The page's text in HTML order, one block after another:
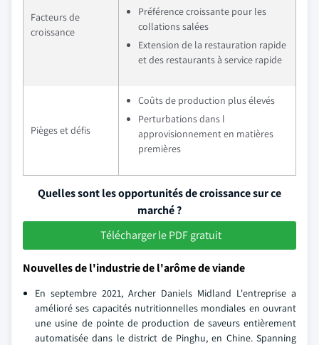
Facteurs de
croissance
Préférence croissante pour les
collations salées
Extension de la restauration rapide
et des restaurants à service rapide
Pièges et défis
Coûts de production plus élevés
Perturbations dans l
approvisionnement en matières
premières
Quelles sont les opportunités de croissance sur ce
marché ?
Télécharger le PDF gratuit
Nouvelles de l'industrie de l'arôme de viande
En septembre 2021, Archer Daniels Midland L'entreprise a
amélioré ses capacités nutritionnelles mondiales en ouvrant
une usine de pointe de production de saveurs entièrement
automatisée dans le district de Pinghu, en Chine. Spanning